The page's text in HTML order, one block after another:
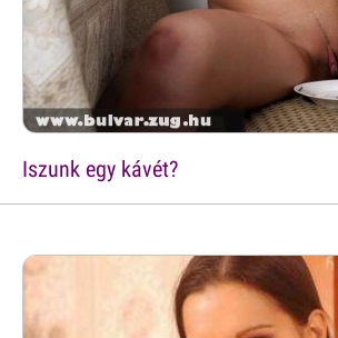
Iszunk egy kávét?